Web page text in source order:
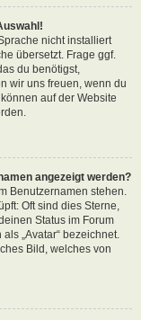
nicht installiert
übersetzt. Frage ggf.
du benötigst,
wir uns freuen, wenn du
auf der Website
angezeigt werden?
Benutzernamen stehen.
Oft sind dies Sterne,
Status im Forum
„Avatar“ bezeichnet.
Bild, welches von